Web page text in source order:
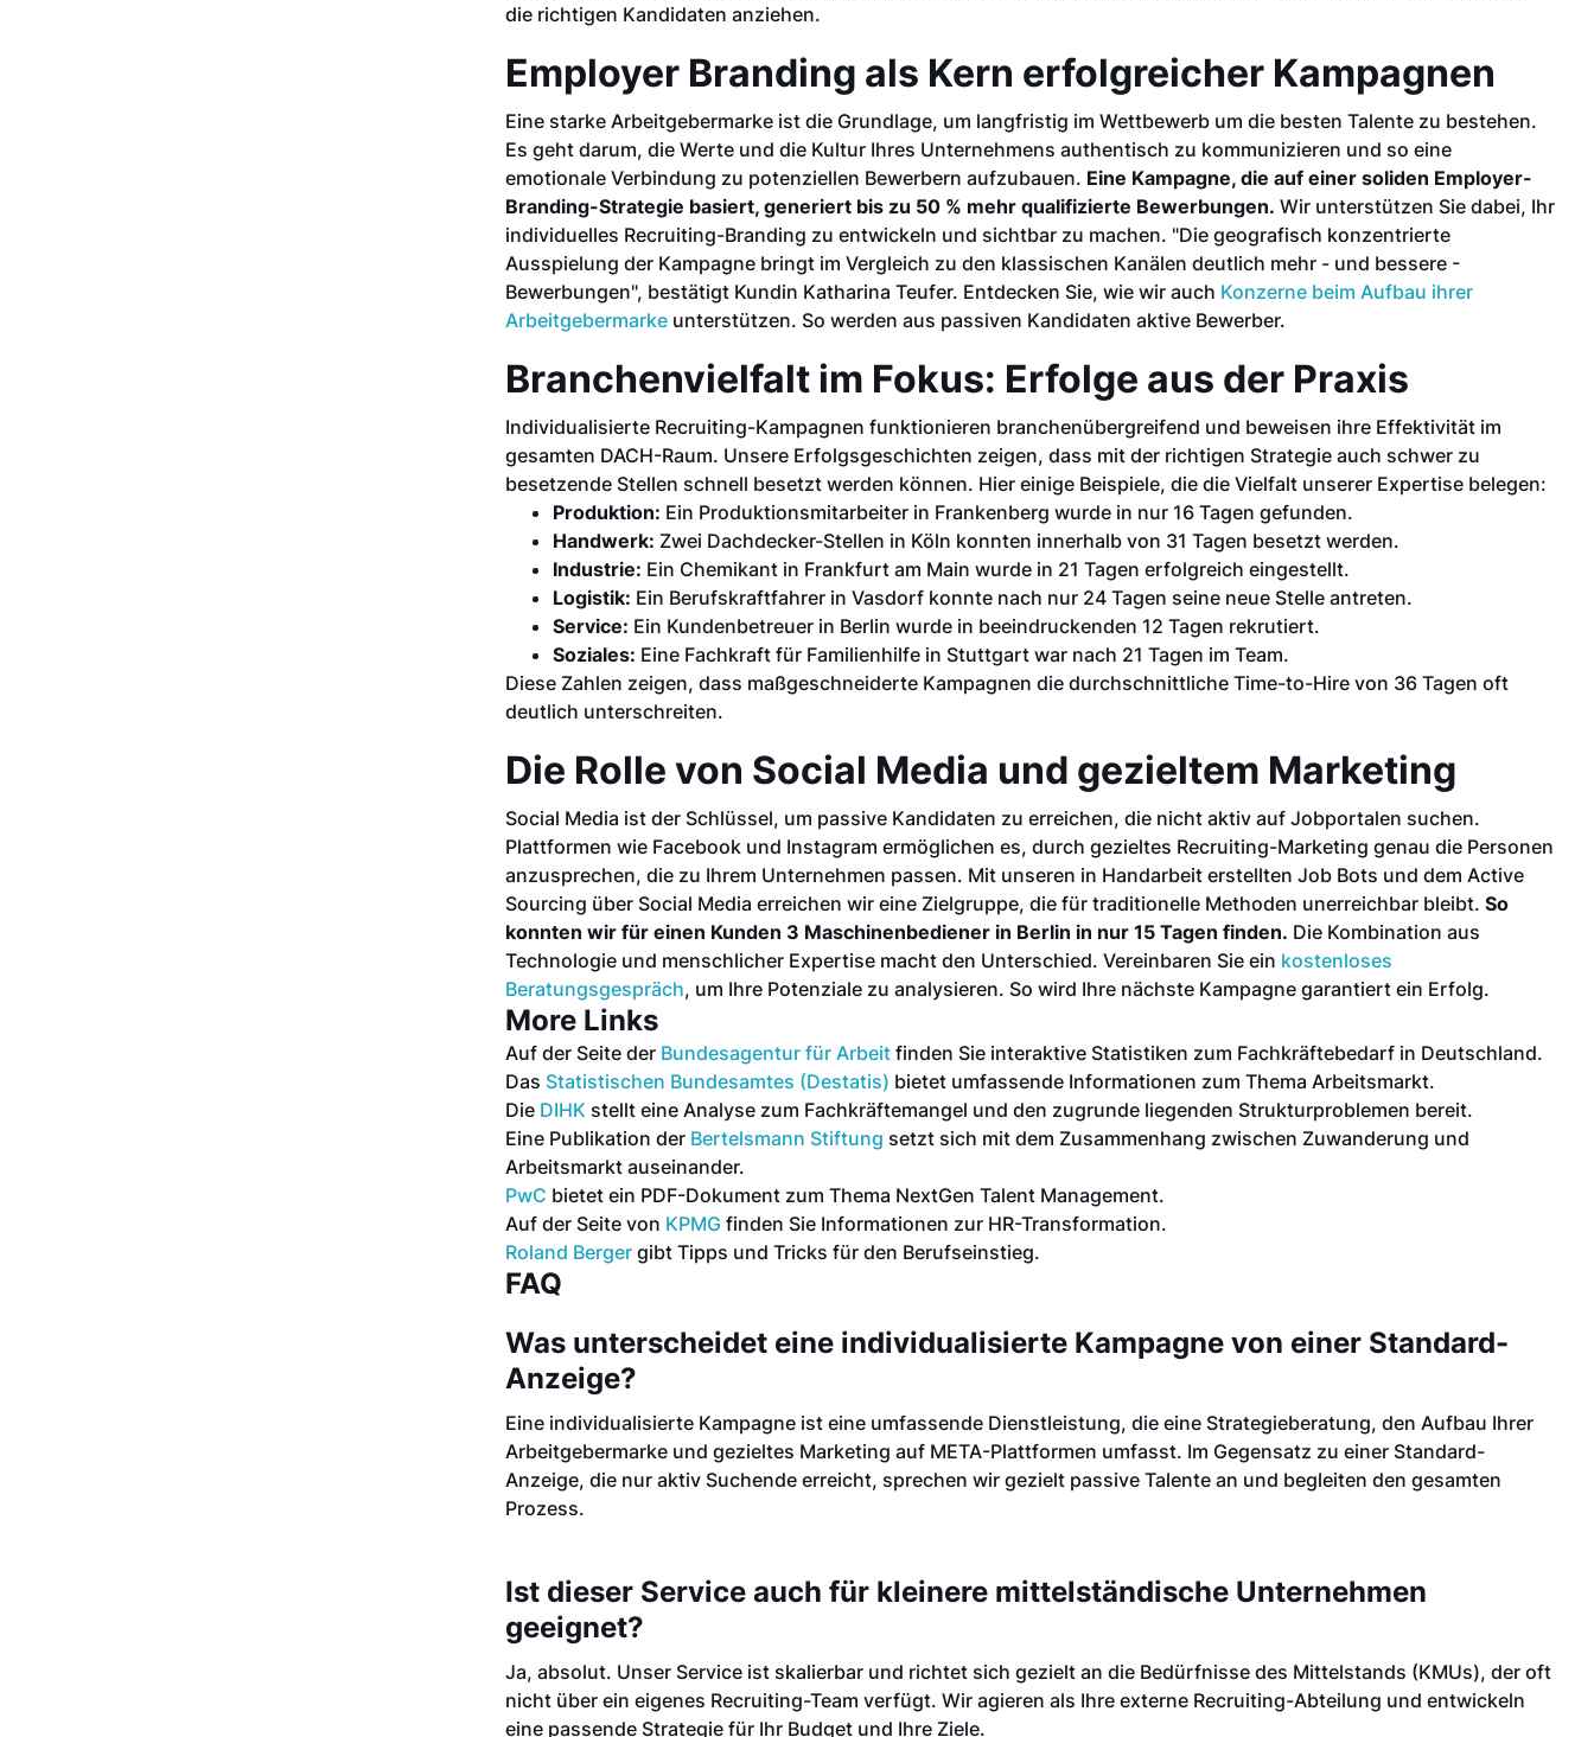
die richtigen Kandidaten anziehen.
Employer Branding als Kern erfolgreicher Kampagnen
Eine starke Arbeitgebermarke ist die Grundlage, um langfristig im Wettbewerb um die besten Talente zu bestehen.
Es geht darum, die Werte und die Kultur Ihres Unternehmens authentisch zu kommunizieren und so eine
emotionale Verbindung zu potenziellen Bewerbern aufzubauen. Eine Kampagne, die auf einer soliden Employer-
Branding-Strategie basiert, generiert bis zu 50 % mehr qualifizierte Bewerbungen. Wir unterstützen Sie dabei, Ihr
individuelles Recruiting-Branding zu entwickeln und sichtbar zu machen. "Die geografisch konzentrierte
Ausspielung der Kampagne bringt im Vergleich zu den klassischen Kanälen deutlich mehr - und bessere -
Bewerbungen", bestätigt Kundin Katharina Teufer. Entdecken Sie, wie wir auch Konzerne beim Aufbau ihrer
Arbeitgebermarkeunterstützen. So werden aus passiven Kandidaten aktive Bewerber.
Branchenvielfalt im Fokus: Erfolge aus der Praxis
Individualisierte Recruiting-Kampagnen funktionieren branchenübergreifend und beweisen ihre Effektivität im
gesamten DACH-Raum. Unsere Erfolgsgeschichten zeigen, dass mit der richtigen Strategie auch schwer zu
besetzende Stellen schnell besetzt werden können. Hier einige Beispiele, die die Vielfalt unserer Expertise belegen:
Produktion: Ein Produktionsmitarbeiter in Frankenberg wurde in nur 16 Tagen gefunden.
Handwerk: Zwei Dachdecker-Stellen in Köln konnten innerhalb von 31 Tagen besetzt werden.
Industrie: Ein Chemikant in Frankfurt am Main wurde in 21 Tagen erfolgreich eingestellt.
Logistik: Ein Berufskraftfahrer in Vasdorf konnte nach nur 24 Tagen seine neue Stelle antreten.
Service: Ein Kundenbetreuer in Berlin wurde in beeindruckenden 12 Tagen rekrutiert.
Soziales: Eine Fachkraft für Familienhilfe in Stuttgart war nach 21 Tagen im Team.
Diese Zahlen zeigen, dass maßgeschneiderte Kampagnen die durchschnittliche Time-to-Hire von 36 Tagen oft
deutlich unterschreiten.
Die Rolle von Social Media und gezieltem Marketing
Social Media ist der Schlüssel, um passive Kandidaten zu erreichen, die nicht aktiv auf Jobportalen suchen.
Plattformen wie Facebook und Instagram ermöglichen es, durch gezieltes Recruiting-Marketing genau die Personen
anzusprechen, die zu Ihrem Unternehmen passen. Mit unseren in Handarbeit erstellten Job Bots und dem Active
Sourcing über Social Media erreichen wir eine Zielgruppe, die für traditionelle Methoden unerreichbar bleibt. So
konnten wir für einen Kunden 3 Maschinenbediener in Berlin in nur 15 Tagen finden. Die Kombination aus
Technologie und menschlicher Expertise macht den Unterschied. Vereinbaren Sie ein kostenloses
Beratungsgespräch, um Ihre Potenziale zu analysieren. So wird Ihre nächste Kampagne garantiert ein Erfolg.
More Links
Auf der Seite der Bundesagentur für Arbeitfinden Sie interaktive Statistiken zum Fachkräftebedarf in Deutschland.
Das Statistischen Bundesamtes (Destatis) bietet umfassende Informationen zum Thema Arbeitsmarkt.
Die DIHK stellt eine Analyse zum Fachkräftemangel und den zugrunde liegenden Strukturproblemen bereit.
Eine Publikation der Bertelsmann Stiftung setzt sich mit dem Zusammenhang zwischen Zuwanderung und
Arbeitsmarkt auseinander.
PwC bietet ein PDF-Dokument zum Thema NextGen Talent Management.
Auf der Seite von KPMG finden Sie Informationen zur HR-Transformation.
Roland Bergergibt Tipps und Tricks für den Berufseinstieg.
FAQ
Was unterscheidet eine individualisierte Kampagne von einer Standard-
Anzeige?
Eine individualisierte Kampagne ist eine umfassende Dienstleistung, die eine Strategieberatung, den Aufbau Ihrer
Arbeitgebermarke und gezieltes Marketing auf META-Plattformen umfasst. Im Gegensatz zu einer Standard-
Anzeige, die nur aktiv Suchende erreicht, sprechen wir gezielt passive Talente an und begleiten den gesamten
Prozess.
Ist dieser Service auch für kleinere mittelständische Unternehmen
geeignet?
Ja, absolut. Unser Service ist skalierbar und richtet sich gezielt an die Bedürfnisse des Mittelstands (KMUs), der oft
nicht über ein eigenes Recruiting-Team verfügt. Wir agieren als Ihre externe Recruiting-Abteilung und entwickeln
eine passende Strategie für Ihr Budget und Ihre Ziele.